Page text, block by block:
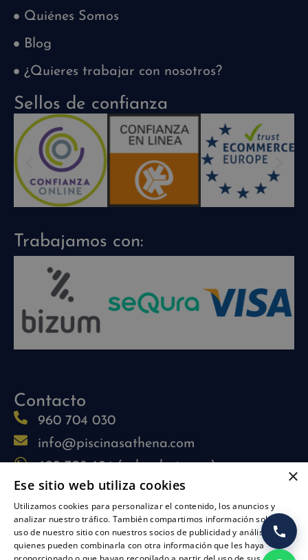
Quiénes Somos
Blog
¿Quieres trabajar con nosotros?
Sellos de confianza
Trabajamos con:
Contacto
960 704 030
info@piscinasathena.com
622 708 694 (solo whatsapp)
L-V: 09:30h-13:30h
L-J: 15:30h-17:30h
Síguenos
×
Ese sitio web utiliza cookies
Utilizamos cookies para personalizar el contenido, los anuncios y
analizar nuestro tráfico. También compartimos información sobre su
uso de nuestro sitio con nuestros socios de publicidad y análisis,
quienes pueden combinarla con otra información que les haya